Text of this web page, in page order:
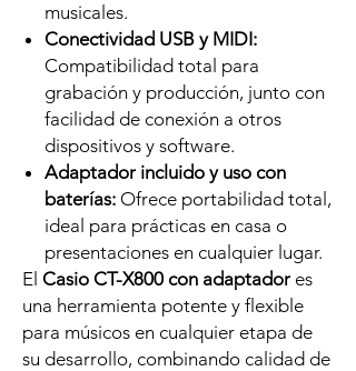
musicales.
Conectividad USB y MIDI:
Compatibilidad total para
grabación y producción, junto con
facilidad de conexión a otros
dispositivos y software.
Adaptador incluido y uso con
baterías: Ofrece portabilidad total,
ideal para prácticas en casa o
presentaciones en cualquier lugar.
El Casio CT-X800 con adaptador es
una herramienta potente y flexible
para músicos en cualquier etapa de
su desarrollo, combinando calidad de